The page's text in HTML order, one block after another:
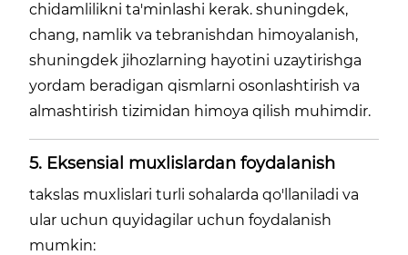
chidamlilikni ta'minlashi kerak. shuningdek,
chang, namlik va tebranishdan himoyalanish,
shuningdek jihozlarning hayotini uzaytirishga
yordam beradigan qismlarni osonlashtirish va
almashtirish tizimidan himoya qilish muhimdir.
5. Eksensial muxlislardan foydalanish
takslas muxlislari turli sohalarda qo'llaniladi va
ular uchun quyidagilar uchun foydalanish
mumkin: